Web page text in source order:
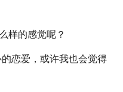
样的感觉呢？
恋爱，或许我也会觉得